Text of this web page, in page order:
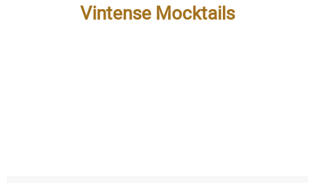
Vintense Mocktails